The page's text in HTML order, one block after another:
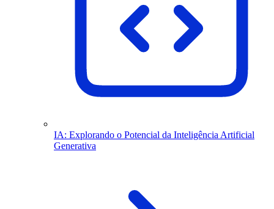
IA: Explorando o Potencial da Inteligência Artificial
Generativa